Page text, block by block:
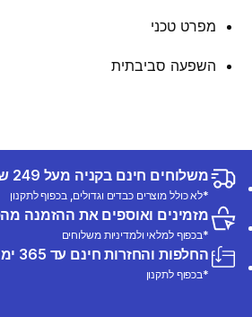
מפרט טכני
השפעה סביבתית
משלוחים חינם בקניה מעל 249 ש"ח
*לא כולל מוצרים כבדים וגדולים, בכפוף לתקנון
מזמינים ואוספים את ההזמנה
*בכפוף למלאי ולמדיניות משלוחים
החלפות והחזרות חינם עד 365 ימים ממועד הרכישה
*בכפוף לתקנון